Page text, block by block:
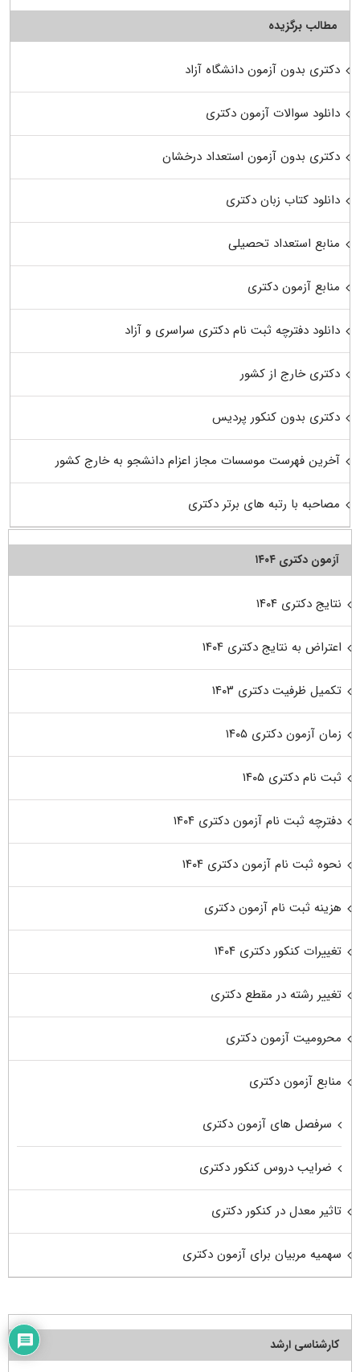
مطالب برگزیده
دکتری بدون آزمون دانشگاه آزاد
دانلود سوالات آزمون دکتری
دکتری بدون آزمون استعداد درخشان
دانلود کتاب زبان دکتری
منابع استعداد تحصیلی
منابع آزمون دکتری
دانلود دفترچه ثبت نام دکتری سراسری و آزاد
دکتری خارج از کشور
دکتری بدون کنکور پردیس
آخرین فهرست موسسات مجاز اعزام دانشجو به خارج کشور
مصاحبه با رتبه های برتر دکتری
آزمون دکتری ۱۴۰۴
نتایج دکتری ۱۴۰۴
اعتراض به نتایج دکتری ۱۴۰۴
تکمیل ظرفیت دکتری ۱۴۰۳
زمان آزمون دکتری ۱۴۰۵
ثبت نام دکتری ۱۴۰۵
دفترچه ثبت نام آزمون دکتری ۱۴۰۴
نحوه ثبت نام آزمون دکتری ۱۴۰۴
هزینه ثبت نام آزمون دکتری
تغییرات کنکور دکتری ۱۴۰۴
تغییر رشته در مقطع دکتری
محرومیت آزمون دکتری
منابع آزمون دکتری
سرفصل های آزمون دکتری
ضرایب دروس کنکور دکتری
تاثیر معدل در کنکور دکتری
سهمیه مربیان برای آزمون دکتری
کارشناسی ارشد